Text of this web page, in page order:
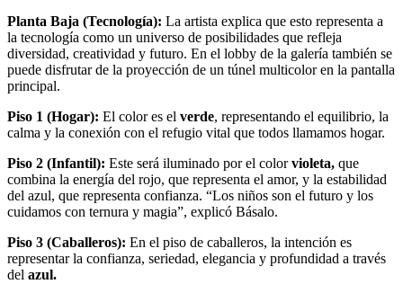
Planta Baja (Tecnología): La artista explica que esto representa a
la tecnología como un universo de posibilidades que refleja
diversidad, creatividad y futuro. En el lobby de la galería también se
puede disfrutar de la proyección de un túnel multicolor en la pantalla
principal.
Piso 1 (Hogar): El color es el verde, representando el equilibrio, la
calma y la conexión con el refugio vital que todos llamamos hogar.
Piso 2 (Infantil): Este será iluminado por el colorvioleta, que
combina la energía del rojo, que representa el amor, y la estabilidad
del azul, que representa confianza. “Los niños son el futuro y los
cuidamos con ternura y magia”, explicó Básalo.
Piso 3 (Caballeros): En el piso de caballeros, la intención es
representar la confianza, seriedad, elegancia y profundidad a través
del azul.